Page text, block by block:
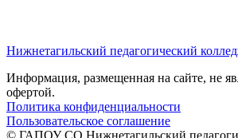
Нижнетагильский педагогический
Информация, размещенная на сайте, не
офертой.
Политика конфиденциальности
Пользовательское соглашение
© ГАПОУ СО Нижнетагильский